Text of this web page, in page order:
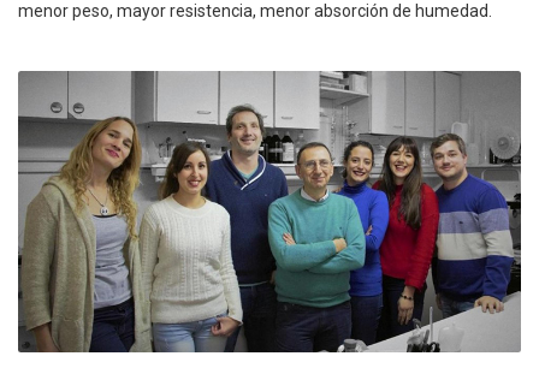
menor peso, mayor resistencia, menor absorción de humedad.